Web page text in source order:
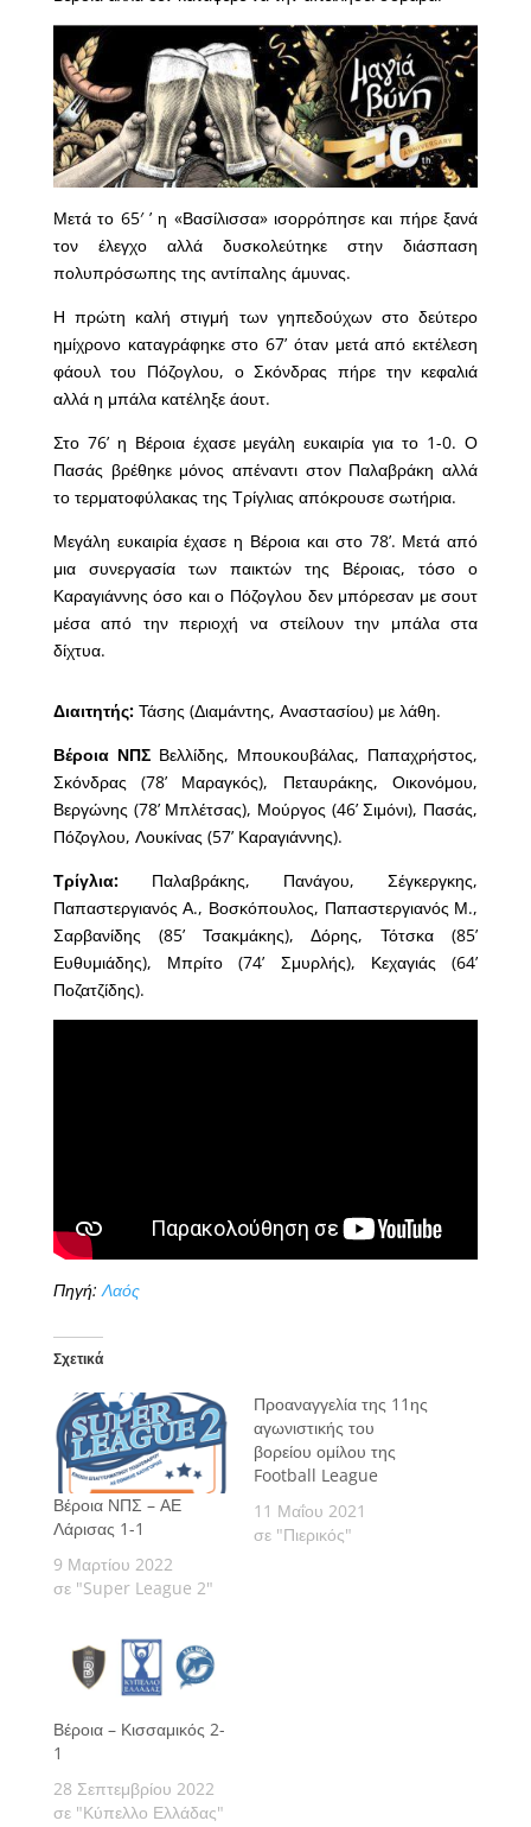
Μετά το 65′ ’ η «Βασίλισσα» ισορρόπησε και πήρε ξανά
τον έλεγχο αλλά δυσκολεύτηκε στην διάσπαση
πολυπρόσωπης της αντίπαλης άμυνας.
Η πρώτη καλή στιγμή των γηπεδούχων στο δεύτερο
ημίχρονο καταγράφηκε στο 67’ όταν μετά από εκτέλεση
φάουλ του Πόζογλου, ο Σκόνδρας πήρε την κεφαλιά
αλλά η μπάλα κατέληξε άουτ.
Στο 76’ η Βέροια έχασε μεγάλη ευκαιρία για το 1-0. Ο
Πασάς βρέθηκε μόνος απέναντι στον Παλαβράκη αλλά
το τερματοφύλακας της Τρίγλιας απόκρουσε σωτήρια.
Μεγάλη ευκαιρία έχασε η Βέροια και στο 78’. Μετά από
μια συνεργασία των παικτών της Βέροιας, τόσο ο
Καραγιάννης όσο και ο Πόζογλου δεν μπόρεσαν με σουτ
μέσα από την περιοχή να στείλουν την μπάλα στα
δίχτυα.
Διαιτητής:Τάσης (Διαμάντης, Αναστασίου) με λάθη.
Βέροια ΝΠΣΒελλίδης, Μπουκουβάλας, Παπαχρήστος,
Σκόνδρας (78’ Μαραγκός), Πεταυράκης, Οικονόμου,
Βεργώνης (78’ Μπλέτσας), Μούργος (46’ Σιμόνι), Πασάς,
Πόζογλου, Λουκίνας (57’ Καραγιάννης).
Τρίγλια:Παλαβράκης, Πανάγου, Σέγκεργκης,
Παπαστεργιανός Α., Βοσκόπουλος, Παπαστεργιανός Μ.,
Σαρβανίδης (85’ Τσακμάκης), Δόρης, Τότσκα (85’
Ευθυμιάδης), Μπρίτο (74’ Σμυρλής), Κεχαγιάς (64’
Ποζατζίδης).
Πηγή: Λαός
Σχετικά
Βέροια ΝΠΣ – ΑΕ
Λάρισας 1-1
9 Μαρτίου 2022
σε "Super League 2"
Προαναγγελία της 11ης
αγωνιστικής του
βορείου ομίλου της
Football League
11 Μαΐου 2021
σε "Πιερικός"
Βέροια – Κισσαμικός 2-
1
28 Σεπτεμβρίου 2022
σε "Κύπελλο Ελλάδας"